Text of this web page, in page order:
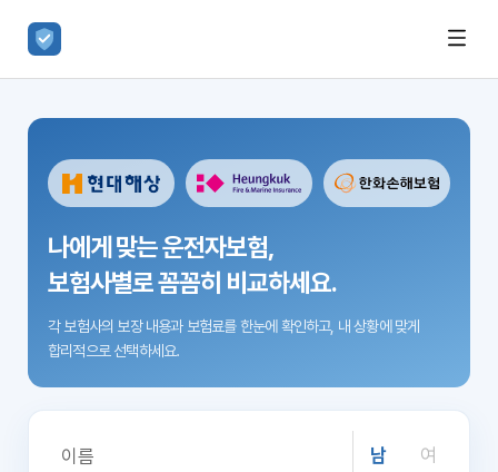
나에게 맞는 운전자보험,
보험사별로 꼼꼼히 비교하세요.
각 보험사의 보장 내용과 보험료를 한눈에 확인하고, 내 상황에 맞게
합리적으로 선택하세요.
남 여